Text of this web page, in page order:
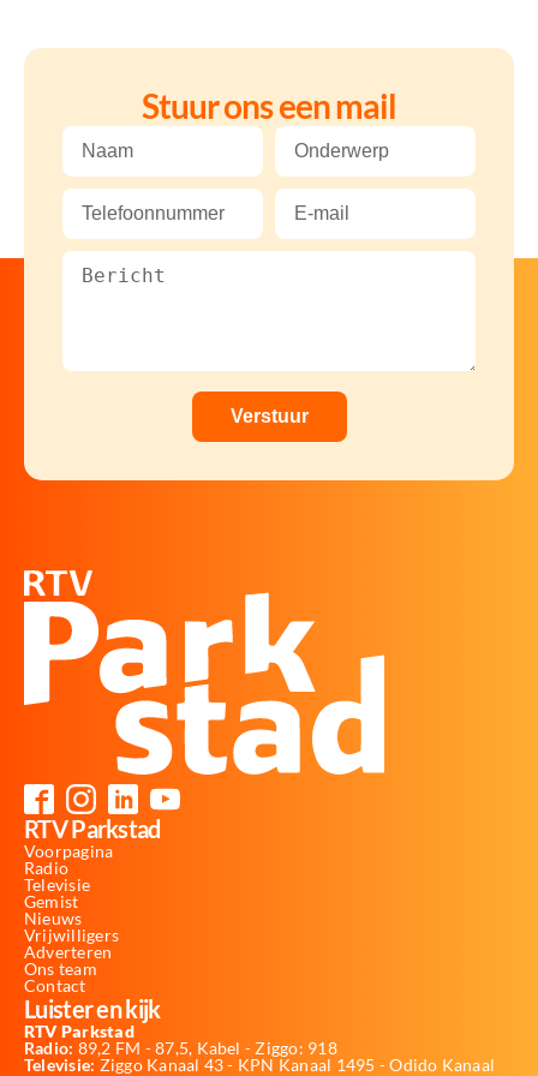
Stuur ons een mail
RTV Parkstad
Voorpagina
Radio
Televisie
Gemist
Nieuws
Vrijwilligers
Adverteren
Ons team
Contact
Luister en kijk
RTV Parkstad
Radio: 89,2 FM - 87,5, Kabel - Ziggo: 918
Televisie: Ziggo Kanaal 43 - KPN Kanaal 1495 - Odido Kanaal